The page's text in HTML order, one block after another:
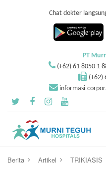
Chat dokter
PT
(+62) 61 8050 1
(+62)
informasi-
Berita Artikel TRIKIASIS